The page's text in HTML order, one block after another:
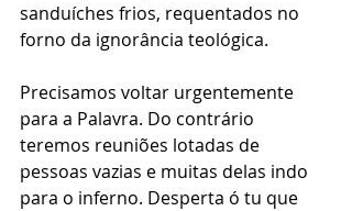
sanduíches frios, requentados no
forno da ignorância teológica.
Precisamos voltar urgentemente
para a Palavra. Do contrário
teremos reuniões lotadas de
pessoas vazias e muitas delas indo
para o inferno. Desperta ó tu que